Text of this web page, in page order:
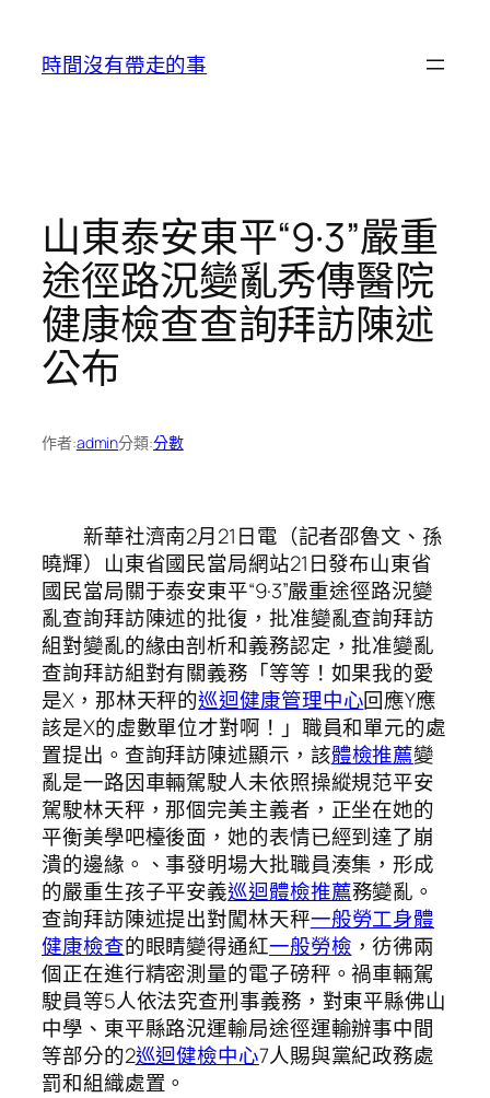
時間沒有帶走的事
山東泰安東平“9·3”嚴重
途徑路況變亂秀傳醫院
健康檢查查詢拜訪陳述
公布
作者:admin分類:分數
新華社濟南2月21日電（記者邵魯文、孫
曉輝）山東省國民當局網站21日發布山東省
國民當局關于泰安東平“9·3”嚴重途徑路況變
亂查詢拜訪陳述的批復，批准變亂查詢拜訪
組對變亂的緣由剖析和義務認定，批准變亂
查詢拜訪組對有關義務「等等！如果我的愛
是X，那林天秤的巡迴健康管理中心回應Y應
該是X的虛數單位才對啊！」職員和單元的處
置提出。查詢拜訪陳述顯示，該體檢推薦變
亂是一路因車輛駕駛人未依照操縱規范平安
駕駛林天秤，那個完美主義者，正坐在她的
平衡美學吧檯後面，她的表情已經到達了崩
潰的邊緣。、事發明場大批職員湊集，形成
的嚴重生孩子平安義巡迴體檢推薦務變亂。
查詢拜訪陳述提出對闖林天秤一般勞工身體
健康檢查的眼睛變得通紅一般勞檢 ，彷彿兩
個正在進行精密測量的電子磅秤。禍車輛駕
駛員等5人依法究查刑事義務，對東平縣佛山
中學、東平縣路況運輸局途徑運輸辦事中間
等部分的2巡迴健檢中心7人賜與黨紀政務處
罰和組織處置。